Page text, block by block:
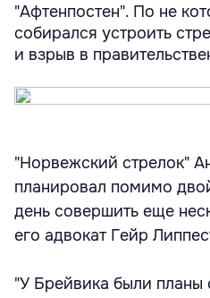
"Афтенпостен". По не
собирался устроить
и взрыв в
"Норвежский стрелок"
планировал помимо
день совершить еще
его адвокат Гейр
"У Брейвика были